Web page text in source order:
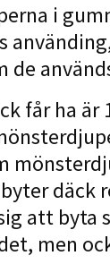
i
de
får ha är
däck
att byta
men